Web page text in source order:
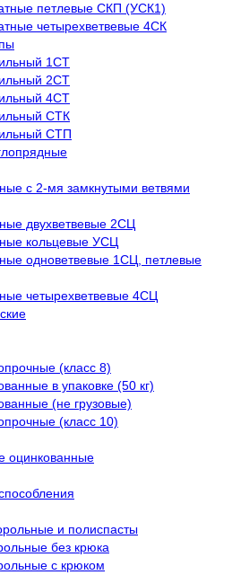
петлевые СКП (УСК1)
четырехветвевые 4СК
1СТ
2СТ
4СТ
СТК
СТП
с 2-мя замкнутыми ветвями
двухветвевые 2СЦ
кольцевые УСЦ
одноветвевые 1СЦ, петлевые
четырехветвевые 4СЦ
(класс 8)
в упаковке (50 кг)
(не грузовые)
(класс 10)
оцинкованные
и полиспасты
без крюка
с крюком